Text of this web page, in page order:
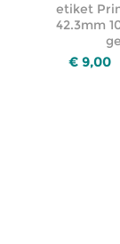
etiket
42.3mm
€ 9,00